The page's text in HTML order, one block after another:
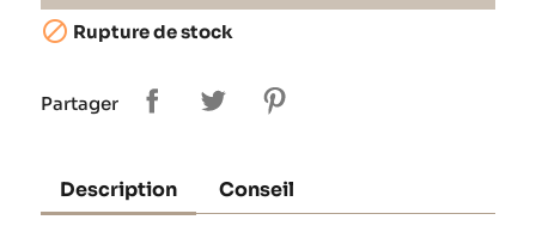
 Rupture de stock
Partager
Description Conseil